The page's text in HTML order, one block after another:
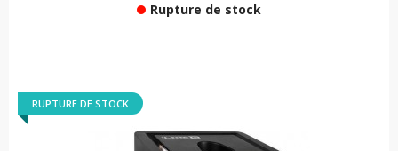
Rupture de stock
RUPTURE DE STOCK